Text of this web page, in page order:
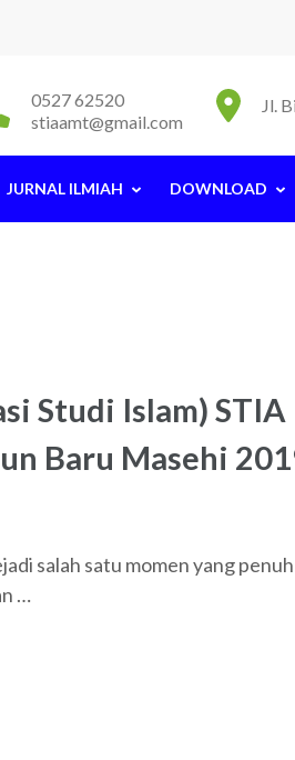
Jl.
0527 62520
stiaamt@gmail.com
JURNAL ILMIAH DOWNLOAD
Studi Islam) STIA
Baru Masehi
salah satu momen yang penuh
…